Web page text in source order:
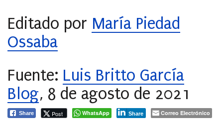
Editado por María Piedad
Ossaba
Fuente: Luis Britto García
Blog, 8 de agosto de 2021
Share Post WhatsApp Share Correo Electrónico